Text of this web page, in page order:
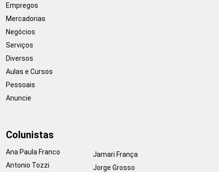
Empregos
Mercadorias
Negócios
Serviços
Diversos
Aulas e Cursos
Pessoais
Anuncie
Colunistas
Ana Paula Franco
Antonio Tozzi
Jamari França
Jorge Grosso